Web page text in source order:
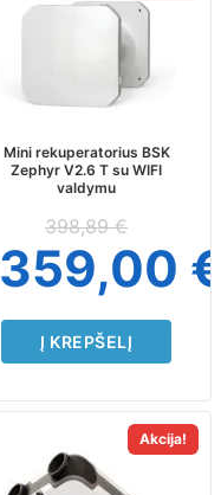
Mini rekuperatorius BSK
Zephyr V2.6 T su WIFI
valdymu
398,89€
359,00
Į KREPŠELĮ
Akcija!